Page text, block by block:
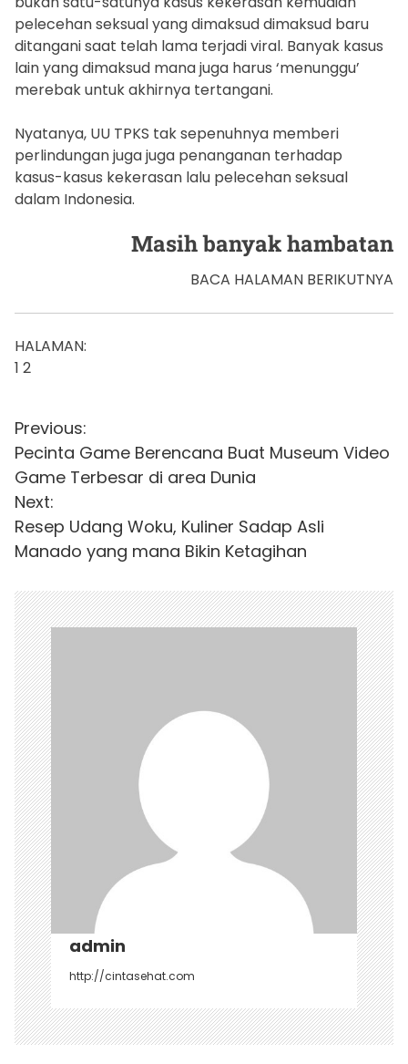
pelecehan seksual yang dimaksud dimaksud baru
ditangani saat telah lama terjadi viral. Banyak kasus
lain yang dimaksud mana juga harus ‘menunggu’
merebak untuk akhirnya tertangani.
Nyatanya, UU TPKS tak sepenuhnya memberi
perlindungan juga juga penanganan terhadap
kasus-kasus kekerasan lalu pelecehan seksual
dalam Indonesia.
Masih banyak hambatan
BACA HALAMAN BERIKUTNYA
HALAMAN:
1 2
N
a
v
i
g
a
s
i
p
o
s
Previous:
Pecinta Game Berencana Buat Museum Video
Game Terbesar di area Dunia
Next:
Resep Udang Woku, Kuliner Sadap Asli
Manado yang mana Bikin Ketagihan
admin
http://cintasehat.com